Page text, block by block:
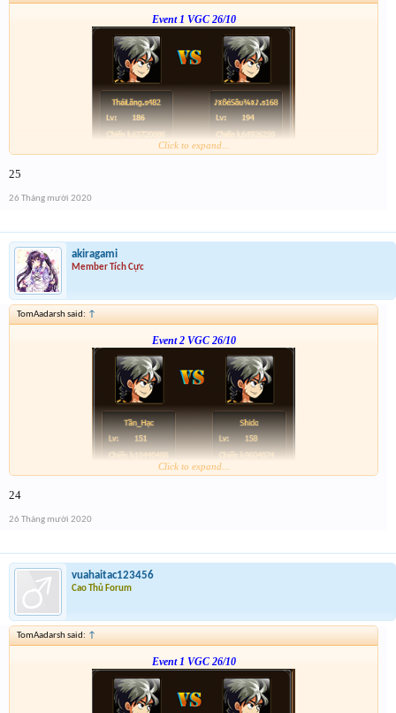
Event 1 VGC 26/10
Click to expand...
25
26 Tháng mười 2020
akiragami
Member Tích Cực
TomAadarsh said: ↑
Event 2 VGC 26/10
Click to expand...
24
26 Tháng mười 2020
vuahaitac123456
Cao Thủ Forum
TomAadarsh said: ↑
Event 1 VGC 26/10